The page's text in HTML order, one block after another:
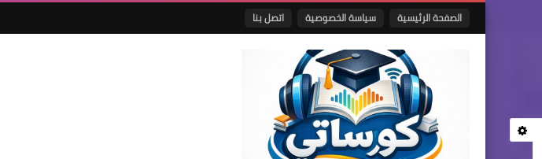
الصفحة الرئيسية سياسة الخصوصية اتصل بنا